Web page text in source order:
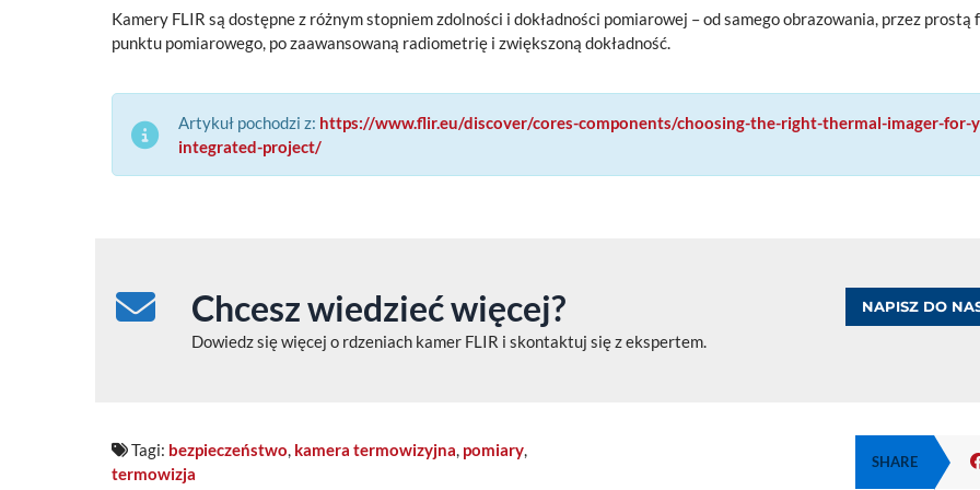
Kamery FLIR są dostępne z różnym stopniem zdolności i dokładności pomiarowej – od samego obrazowania, przez prostą
punktu pomiarowego, po zaawansowaną radiometrię i zwiększoną dokładność.
Artykuł pochodzi z: https://www.flir.eu/discover/cores-components/choosing-the-right-thermal-imager-for-
integrated-project/
Chcesz wiedzieć więcej?
Dowiedz się więcej o rdzeniach kamer FLIR i skontaktuj się z ekspertem.
NAPISZ DO
Tagi: bezpieczeństwo, kamera termowizyjna, pomiary,
termowizja
SHARE